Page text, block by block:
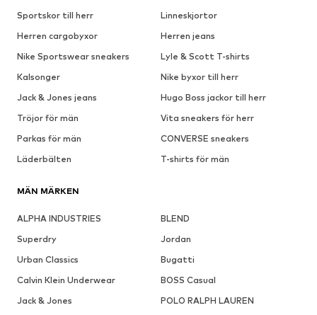
Sportskor till herr
Linneskjortor
Herren cargobyxor
Herren jeans
Nike Sportswear sneakers
Lyle & Scott T-shirts
Kalsonger
Nike byxor till herr
Jack & Jones jeans
Hugo Boss jackor till herr
Tröjor för män
Vita sneakers för herr
Parkas för män
CONVERSE sneakers
Läderbälten
T-shirts för män
MÄN MÄRKEN
ALPHA INDUSTRIES
BLEND
Superdry
Jordan
Urban Classics
Bugatti
Calvin Klein Underwear
BOSS Casual
Jack & Jones
POLO RALPH LAUREN